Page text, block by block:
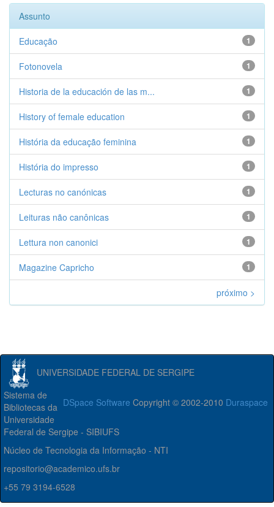
Assunto
1
Educação
1
Fotonovela
1
Historia de la educación de las m...
1
History of female education
1
História da educação feminina
1
História do impresso
1
Lecturas no canónicas
1
Leituras não canônicas
1
Lettura non canonici
1
Magazine Capricho
próximo >
UNIVERSIDADE FEDERAL DE SERGIPE
DSpace Software Copyright © 2002-2010 Duraspace
Sistema de
Bibliotecas da
Universidade
Federal de Sergipe - SIBIUFS
Núcleo de Tecnologia da Informação - NTI
repositorio@academico.ufs.br
+55 79 3194-6528